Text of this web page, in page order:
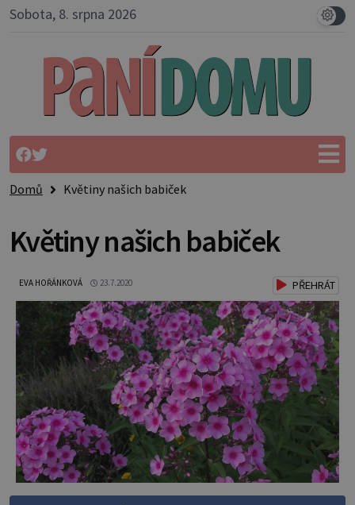
Sobota, 8. srpna 2026
Domů Květiny našich babiček
Květiny našich babiček
EVA HOŘÁNKOVÁ 23.7.2020 PŘEHRÁT